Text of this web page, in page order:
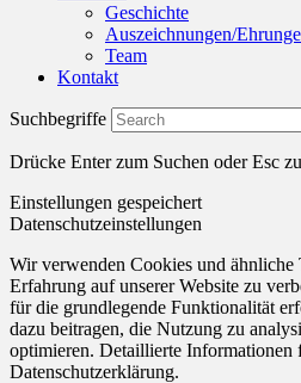
Geschichte
Auszeichnungen/
Team
Kontakt
Suchbegriffe
Drücke Enter zum Suchen oder Esc
Einstellungen gespeichert
Datenschutzeinstellungen
Wir verwenden Cookies und ähnliche
Erfahrung auf unserer Website zu
für die grundlegende Funktionalität
dazu beitragen, die Nutzung zu
optimieren. Detaillierte Informationen
Datenschutzerklärung.